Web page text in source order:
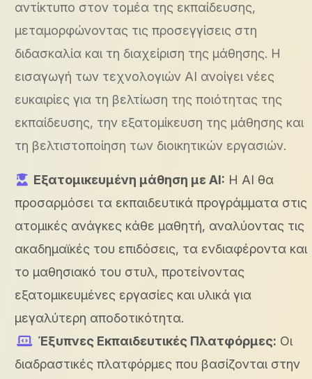
αντίκτυπο στον τομέα της εκπαίδευσης,
μεταμορφώνοντας τις προσεγγίσεις στη
διδασκαλία και τη διαχείριση της μάθησης. Η
εισαγωγή των τεχνολογιών AI ανοίγει νέες
ευκαιρίες για τη βελτίωση της ποιότητας της
εκπαίδευσης, την εξατομίκευση της μάθησης και
τη βελτιστοποίηση των διοικητικών εργασιών.
Εξατομικευμένη μάθηση με AI: Η AI θα
προσαρμόσει τα εκπαιδευτικά προγράμματα στις
ατομικές ανάγκες κάθε μαθητή, αναλύοντας τις
ακαδημαϊκές του επιδόσεις, τα ενδιαφέροντα και
το μαθησιακό του στυλ, προτείνοντας
εξατομικευμένες εργασίες και υλικά για
μεγαλύτερη αποδοτικότητα.
Έξυπνες Εκπαιδευτικές Πλατφόρμες: Οι
διαδραστικές πλατφόρμες που βασίζονται στην